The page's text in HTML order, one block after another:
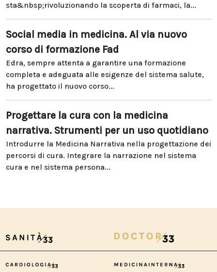
sta&nbsp;rivoluzionando la scoperta di farmaci, la...
Social media in medicina. Al via nuovo
corso di formazione Fad
Edra, sempre attenta a garantire una formazione
completa e adeguata alle esigenze del sistema salute,
ha progettato il nuovo corso...
Progettare la cura con la medicina
narrativa. Strumenti per un uso quotidiano
Introdurre la Medicina Narrativa nella progettazione dei
percorsi di cura. Integrare la narrazione nel sistema
cura e nel sistema persona...